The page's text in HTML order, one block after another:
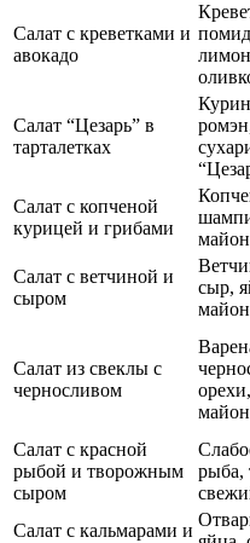
Салат с креветками и
авокадо
Салат “Цезарь” в
тарталетках
Салат с копченой
курицей и грибами
Салат с ветчиной и
сыром
сыр,
Салат из свеклы с
черносливом
Салат с красной
рыбой и творожным
сыром
рыба,
Салат с кальмарами и